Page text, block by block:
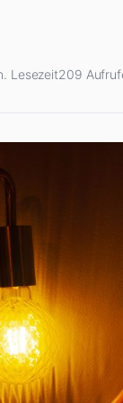
Lesezeit209